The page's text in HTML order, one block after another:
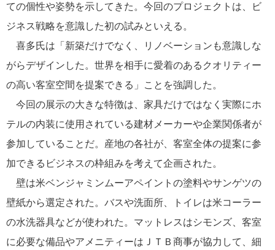
ての個性や姿勢を示してきた。今回のプロジェクトは、ビ
ジネス戦略を意識した初の試みといえる。
喜多氏は「新築だけでなく、リノベーションも意識しな
がらデザインした。世界を相手に愛着のあるクオリティー
の高い客室空間を提案できる」ことを強調した。
今回の展示の大きな特徴は、家具だけではなく実際にホ
テルの内装に使用されている建材メーカーや企業関係者が
参加していることだ。産地の各社が、客室全体の提案に参
加できるビジネスの枠組みを考えて企画された。
壁は米ベンジャミンムーアペイントの塗料やサンゲツの
壁紙から選定された。バスや洗面所、トイレは米コーラー
の水洗器具などが使われた。マットレスはシモンズ、客室
に必要な備品やアメニティーはＪＴＢ商事が協力して、細